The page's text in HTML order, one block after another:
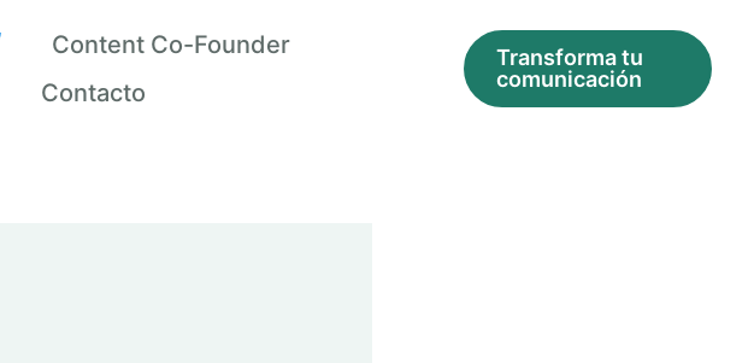
Content Co-Founder
Contacto
Transforma tu
comunicación